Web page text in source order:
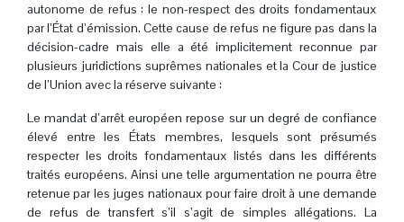
autonome de refus : le non-respect des droits fondamentaux
par l’État d’émission. Cette cause de refus ne figure pas dans la
décision-cadre mais elle a été implicitement reconnue par
plusieurs juridictions suprêmes nationales et la Cour de justice
de l’Union avec la réserve suivante :
Le mandat d’arrêt européen repose sur un degré de confiance
élevé entre les États membres, lesquels sont présumés
respecter les droits fondamentaux listés dans les différents
traités européens. Ainsi une telle argumentation ne pourra être
retenue par les juges nationaux pour faire droit à une demande
de refus de transfert s’il s’agit de simples allégations. La